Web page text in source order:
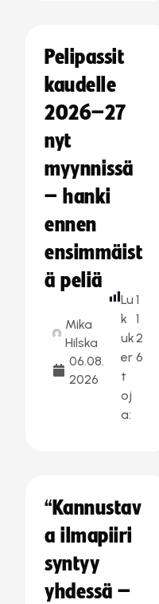
Pelipassit
kaudelle
2026–27
nyt
myynnissä
– hanki
ennen
ensimmäist
ä peliä
Mika
Hilska
06.08.
2026
Lu
k
uk
er
t
oj
a:
1
1
2
6
“Kannustav
a ilmapiiri
syntyy
yhdessä –